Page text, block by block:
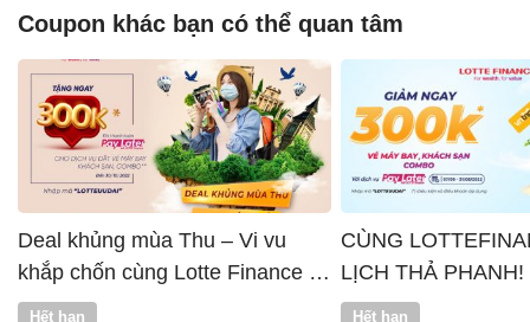
Coupon khác bạn có thể quan tâm
Deal khủng mùa Thu – Vi vu
khắp chốn cùng Lotte Finance x
Vntrip
Hết hạn
CÙNG
LỊCH THẢ PHANH!
Hết hạn